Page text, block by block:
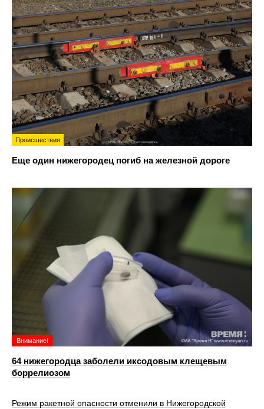
Происшествия
Еще один нижегородец погиб на железной дороге
Внимание!
64 нижегородца заболели иксодовым клещевым
боррелиозом
Режим ракетной опасности отменили в Нижегородской